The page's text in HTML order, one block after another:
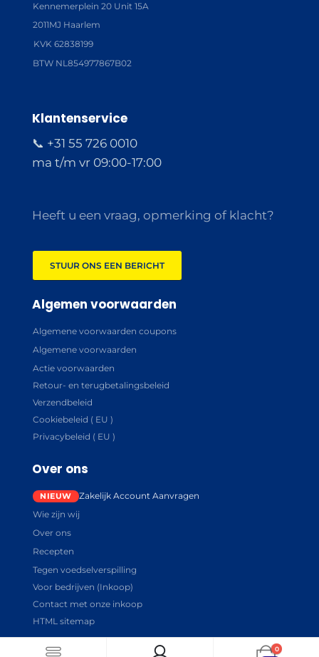
Kennemerplein 20 Unit 15A
2011MJ Haarlem
KVK 62838199
BTW NL854977867B02
Klantenservice
📞 +31 55 726 0010
ma t/m vr 09:00-17:00
Heeft u een vraag, opmerking of klacht?
STUUR ONS EEN BERICHT
Algemen voorwaarden
Algemene voorwaarden coupons
Algemene voorwaarden
Actie voorwaarden
Retour- en terugbetalingsbeleid
Verzendbeleid
Cookiebeleid ( EU )
Privacybeleid ( EU )
Over ons
Zakelijk Account Aanvragen
Wie zijn wij
Over ons
Recepten
Tegen voedselverspilling
Voor bedrijven (Inkoop)
Contact met onze inkoop
HTML sitemap
0